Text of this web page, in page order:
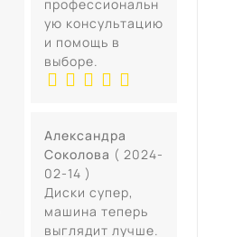
профессиональн
ую консультацию
и помощь в
выборе.
Александра
Соколова ( 2024-
02-14 )
Диски супер,
машина теперь
выглядит лучше.